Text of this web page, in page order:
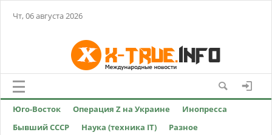
Чт, 06 августа 2026
Юго-Восток Операция Z на Украине
Инопресса
Бывший СССР
Наука (техника IT) Разное